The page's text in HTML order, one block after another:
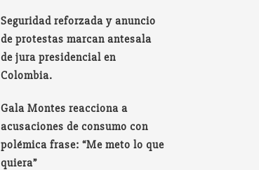
Seguridad reforzada y anuncio
de protestas marcan antesala
de jura presidencial en
Colombia.
Gala Montes reacciona a
acusaciones de consumo con
polémica frase: “Me meto lo que
quiera”